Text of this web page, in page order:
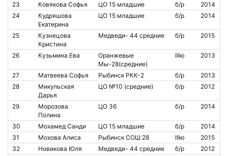
23
Ковякова Софья ЦО 15 младшие б/р
2014
24
Кудряшова
Екатерина
ЦО 15 младшие б/р 2014
25
Кузнецова
Кристина
Медведи- 44 средние б/р 2015
26 Кузьмина Ева
Оранжевые
Мы-28(средние)
IIIю 2013
27 Матвеева Софья Рыбинск РКК-2 б/р
2013
28
Микульская
Дарья
ЦО №10 (средние) б/р 2012
29
Морозова
Полина
ЦО 36 б/р 2014
30 Мохамед Санди ЦО 15 младшие б/р
2014
31
Мохова Алиса Рыбинск СОШ 28 IIIю
2015
32
Новикова Юля Медведи- 44 средние б/р 2012